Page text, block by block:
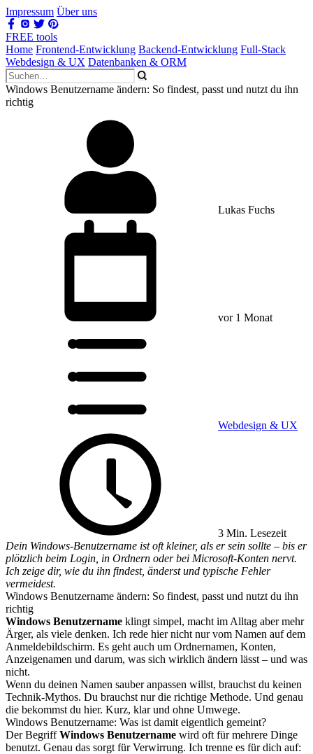
Impressum Über uns
FREE tools
Home Frontend-Entwicklung Backend-Entwicklung Full-Stack
Webdesign & UX Datenbanken & ORM
Windows Benutzername ändern: So findest, passt und nutzt du ihn
richtig
Lukas Fuchs
vor 1 Monat
Webdesign & UX
3 Min. Lesezeit
Dein Windows-Benutzername ist oft kleiner, als er sein sollte – bis er
plötzlich beim Login, in Ordnern oder bei Microsoft-Konten nervt.
Ich zeige dir, wie du ihn findest, änderst und typische Fehler
vermeidest.
Windows Benutzername ändern: So findest, passt und nutzt du ihn
richtig
Windows Benutzername klingt simpel, macht im Alltag aber mehr
Ärger, als viele denken. Ich rede hier nicht nur vom Namen auf dem
Anmeldebildschirm. Es geht auch um Ordnernamen, Konten,
Anzeigenamen und darum, was sich wirklich ändern lässt – und was
nicht.
Wenn du deinen Namen sauber anpassen willst, brauchst du keinen
Technik-Mythos. Du brauchst nur die richtige Methode. Und genau
die bekommst du hier. Kurz, klar und ohne Umwege.
Windows Benutzername: Was ist damit eigentlich gemeint?
Der BegriffWindows Benutzername wird oft für mehrere Dinge
benutzt. Genau das sorgt für Verwirrung. Ich trenne es für dich auf: